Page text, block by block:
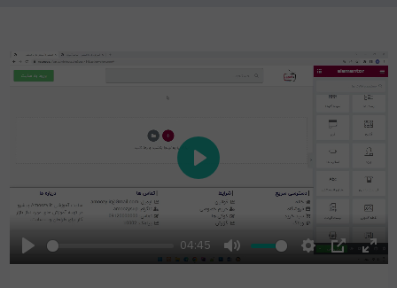
Play
04:45
Mute Settings
PIP
Play